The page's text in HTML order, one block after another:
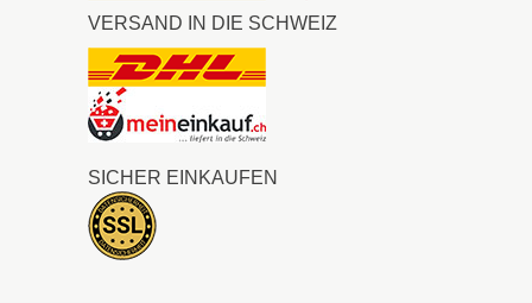
VERSAND IN DIE SCHWEIZ
SICHER EINKAUFEN